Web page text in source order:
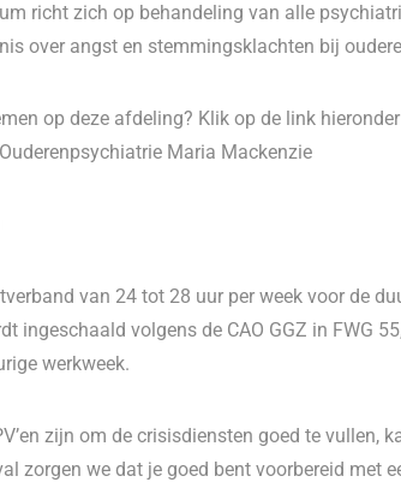
richt zich op behandeling van alle
over angst en stemmingsklachten bij
op deze afdeling? Klik op de link
Maria Mackenzie
van 24 tot 28 uur per week voor de
ingeschaald volgens de CAO GGZ in FWG
werkweek.
zijn om de crisisdiensten goed te vullen,
zorgen we dat je goed bent voorbereid met